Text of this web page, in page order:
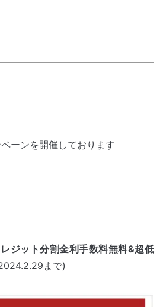
ーンを開催しております
ジット分割金利手数料無料&超低
まで)